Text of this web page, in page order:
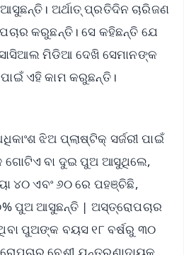
ଅର୍ଥାତ୍ ପ୍ରତିଦିନ ଚାରିଜଣ
କରୁଛନ୍ତି। ସେ କହିଛନ୍ତି ଯେ
ମିଡିଆ ଦେଖି ସେମାନଙ୍କ
ଏହି କାମ କରୁଛନ୍ତି।
ଝିଅ ପ୍ଲାଷ୍ଟିକ୍ ସର୍ଜରୀ ପାଇଁ
ଗୋଟିଏ ବା ଦୁଇ ପୁଅ ଆସୁଥିଲେ,
୪୦ ଏବଂ ୬୦ ରେ ପହଞ୍ଚିଛି,
ପୁଅ ଆସୁଛନ୍ତି | ଅସ୍ତ୍ରୋପଚାର
ପୁଅଙ୍କ ବୟସ ୧୮ ବର୍ଷରୁ ୩୦